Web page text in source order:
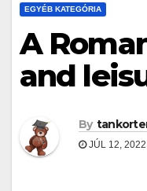
EGYÉB KATEGÓRIA
A
and
By
JÚL 12, 2022